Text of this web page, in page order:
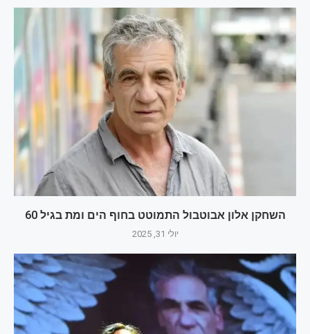
השחקן אלון אבוטבול התמוטט בחוף הים ומת בגיל 60
יולי 31, 2025